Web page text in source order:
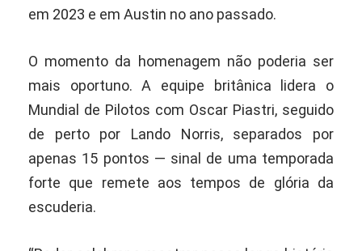
em 2023 e em Austin no ano passado.
O momento da homenagem não poderia ser
mais oportuno. A equipe britânica lidera o
Mundial de Pilotos com Oscar Piastri, seguido
de perto por Lando Norris, separados por
apenas 15 pontos — sinal de uma temporada
forte que remete aos tempos de glória da
escuderia.